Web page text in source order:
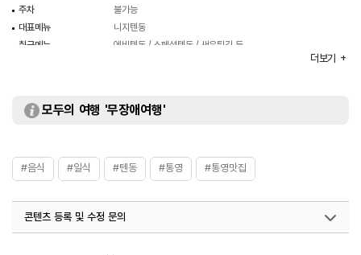
주차
불가능
대표메뉴
니지텐동
취급메뉴
에비텐동 / 스페셜텐동 / 새우튀김 등
더보기
모두의 여행 '무장애여행'
#음식 #일식 #텐동 #통영 #통영맛집
콘텐츠 등록 및 수정 문의